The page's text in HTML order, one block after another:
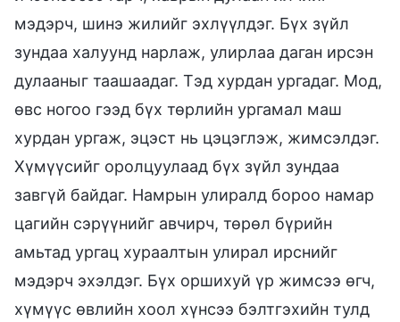
мэдэрч, шинэ жилийг эхлүүлдэг. Бүх зүйл
зундаа халуунд нарлаж, улирлаа даган ирсэн
дулааныг таашаадаг. Тэд хурдан ургадаг. Мод,
өвс ногоо гээд бүх төрлийн ургамал маш
хурдан ургаж, эцэст нь цэцэглэж, жимсэлдэг.
Хүмүүсийг оролцуулаад бүх зүйл зундаа
завгүй байдаг. Намрын улиралд бороо намар
цагийн сэрүүнийг авчирч, төрөл бүрийн
амьтад ургац хураалтын улирал ирснийг
мэдэрч эхэлдэг. Бүх оршихуй үр жимсээ өгч,
хүмүүс өвлийн хоол хүнсээ бэлтгэхийн тулд